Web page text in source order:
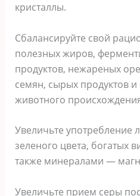
кристаллы.
Сбалансируйте свой
полезных жиров,
продуктов, нежареных
семян, сырых продуктов и
животного
Увеличьте употребление
зеленого цвета, богатых
также минералами —
Увеличьте прием серы